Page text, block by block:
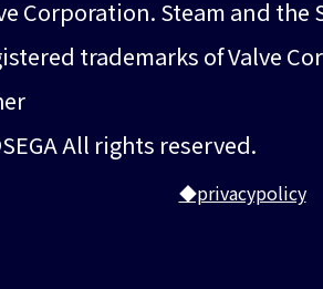
Corporation. Steam and the
trademarks of Valve
All rights reserved.
◆privacypolicy